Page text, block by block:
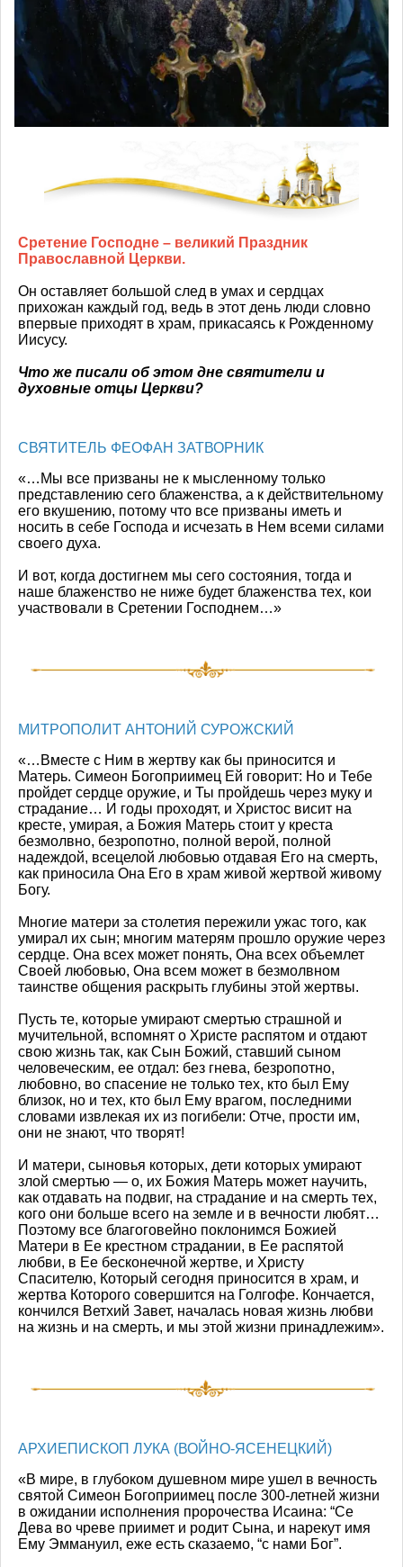
Сретение Господне – великий Праздник
Православной Церкви.
Он оставляет большой след в умах и сердцах
прихожан каждый год, ведь в этот день люди словно
впервые приходят в храм, прикасаясь к Рожденному
Иисусу.
Что же писали об этом дне святители и
духовные отцы Церкви?
СВЯТИТЕЛЬ ФЕОФАН ЗАТВОРНИК
«…Мы все призваны не к мысленному только
представлению сего блаженства, а к действительному
его вкушению, потому что все призваны иметь и
носить в себе Господа и исчезать в Нем всеми силами
своего духа.
И вот, когда достигнем мы сего состояния, тогда и
наше блаженство не ниже будет блаженства тех, кои
участвовали в Сретении Господнем…»
МИТРОПОЛИТ АНТОНИЙ СУРОЖСКИЙ
«…Вместе с Ним в жертву как бы приносится и
Матерь. Симеон Богоприимец Ей говорит: Но и Тебе
пройдет сердце оружие, и Ты пройдешь через муку и
страдание… И годы проходят, и Христос висит на
кресте, умирая, а Божия Матерь стоит у креста
безмолвно, безропотно, полной верой, полной
надеждой, всецелой любовью отдавая Его на смерть,
как приносила Она Его в храм живой жертвой живому
Богу.
Многие матери за столетия пережили ужас того, как
умирал их сын; многим матерям прошло оружие через
сердце. Она всех может понять, Она всех объемлет
Своей любовью, Она всем может в безмолвном
таинстве общения раскрыть глубины этой жертвы.
Пусть те, которые умирают смертью страшной и
мучительной, вспомнят о Христе распятом и отдают
свою жизнь так, как Сын Божий, ставший сыном
человеческим, ее отдал: без гнева, безропотно,
любовно, во спасение не только тех, кто был Ему
близок, но и тех, кто был Ему врагом, последними
словами извлекая их из погибели: Отче, прости им,
они не знают, что творят!
И матери, сыновья которых, дети которых умирают
злой смертью — о, их Божия Матерь может научить,
как отдавать на подвиг, на страдание и на смерть тех,
кого они больше всего на земле и в вечности любят…
Поэтому все благоговейно поклонимся Божией
Матери в Ее крестном страдании, в Ее распятой
любви, в Ее бесконечной жертве, и Христу
Спасителю, Который сегодня приносится в храм, и
жертва Которого совершится на Голгофе. Кончается,
кончился Ветхий Завет, началась новая жизнь любви
на жизнь и на смерть, и мы этой жизни принадлежим».
АРХИЕПИСКОП ЛУКА (ВОЙНО-ЯСЕНЕЦКИЙ)
«В мире, в глубоком душевном мире ушел в вечность
святой Симеон Богоприимец после 300-летней жизни
в ожидании исполнения пророчества Исаина: “Се
Дева во чреве приимет и родит Сына, и нарекут имя
Ему Эммануил, еже есть сказаемо, “с нами Бог”.